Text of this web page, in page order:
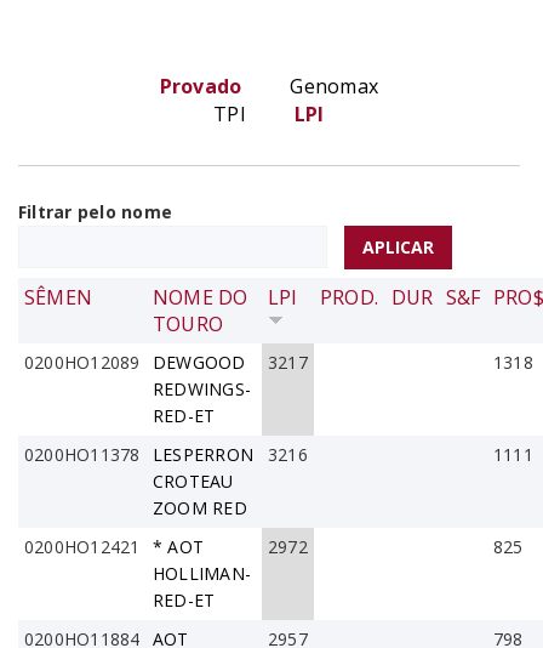
Provado
Genomax
TPI
LPI
Filtrar pelo nome
SÊMEN
NOME DO
TOURO
LPI PROD. DUR S&F PRO$
0200HO12089
DEWGOOD
REDWINGS-
RED-ET
3217 1318
0200HO11378
LESPERRON
CROTEAU
ZOOM RED
3216 1111
0200HO12421
* AOT
HOLLIMAN-
RED-ET
2972 825
0200HO11884 AOT
2957 798